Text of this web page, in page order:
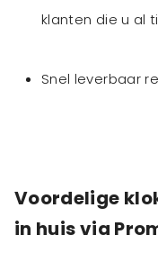
klanten die u al
Snel leverbaar
Voordelige
in huis via